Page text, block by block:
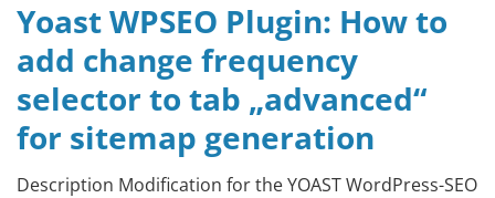
Yoast WPSEO Plugin: How to
add change frequency
selector to tab „advanced“
for sitemap generation
Description Modification for the YOAST WordPress-SEO